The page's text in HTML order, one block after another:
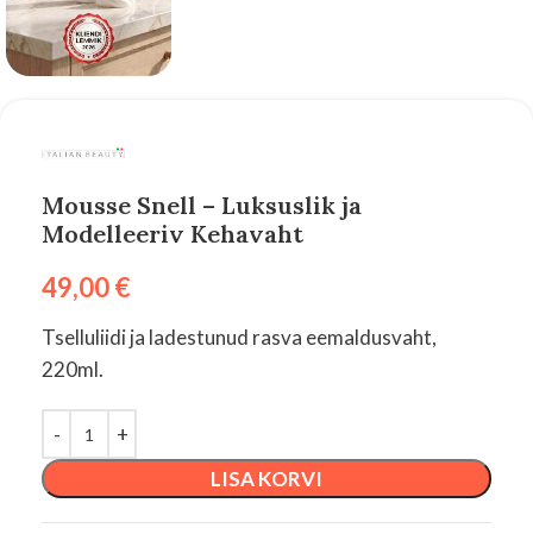
Mousse Snell – Luksuslik ja
Modelleeriv Kehavaht
49,00€
Tselluliidi ja ladestunud rasva eemaldusvaht,
220ml.
LISA KORVI